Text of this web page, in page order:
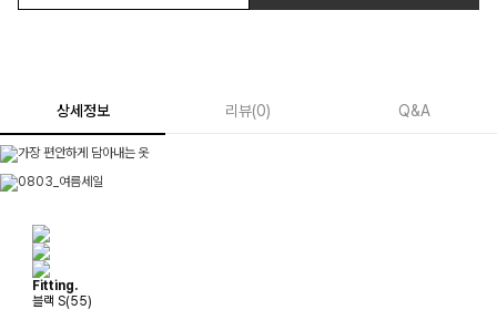
상세정보 리뷰(0) Q&A
Fitting.
블랙 S(55)